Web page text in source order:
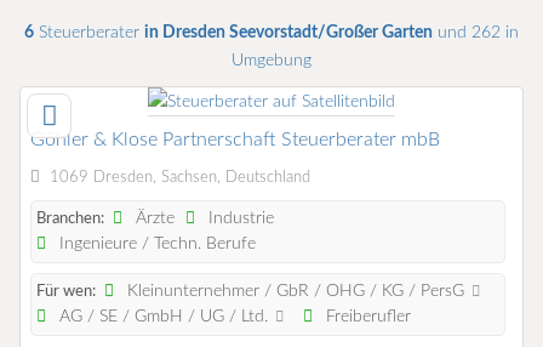
6 Steuerberater in Dresden Seevorstadt/Großer Garten und 262 in
Umgebung
Göhler & Klose Partnerschaft Steuerberater mbB
1069 Dresden, Sachsen, Deutschland
Branchen: Ärzte
Industrie
Ingenieure / Techn. Berufe
Für wen:
Kleinunternehmer / GbR / OHG / KG / PersG
AG / SE / GmbH / UG / Ltd.
Freiberufler